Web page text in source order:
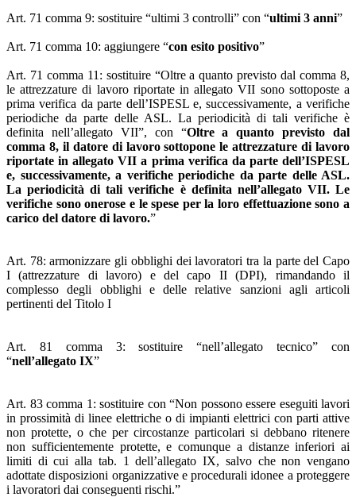
Art. 71 comma 9: sostituire “ultimi 3 controlli” con “ultimi 3 anni”
Art. 71 comma 10: aggiungere “con esito positivo”
Art. 71 comma 11: sostituire “Oltre a quanto previsto dal comma 8,
le attrezzature di lavoro riportate in allegato VII sono sottoposte a
prima verifica da parte dell’ISPESL e, successivamente, a verifiche
periodiche da parte delle ASL. La periodicità di tali verifiche è
definita nell’allegato VII”, con “Oltre a quanto previsto dal
comma 8, il datore di lavoro sottopone le attrezzature di lavoro
riportate in allegato VII a prima verifica da parte dell’ISPESL
e, successivamente, a verifiche periodiche da parte delle ASL.
La periodicità di tali verifiche è definita nell’allegato VII. Le
verifiche sono onerose e le spese per la loro effettuazione sono a
carico del datore di lavoro.”
Art. 78: armonizzare gli obblighi dei lavoratori tra la parte del Capo
I (attrezzature di lavoro) e del capo II (DPI), rimandando il
complesso degli obblighi e delle relative sanzioni agli articoli
pertinenti del Titolo I
Art. 81 comma 3: sostituire “nell’allegato tecnico” con
“nell’allegato IX”
Art. 83 comma 1: sostituire con “Non possono essere eseguiti lavori
in prossimità di linee elettriche o di impianti elettrici con parti attive
non protette, o che per circostanze particolari si debbano ritenere
non sufficientemente protette, e comunque a distanze inferiori ai
limiti di cui alla tab. 1 dell’allegato IX, salvo che non vengano
adottate disposizioni organizzative e procedurali idonee a proteggere
i lavoratori dai conseguenti rischi.”